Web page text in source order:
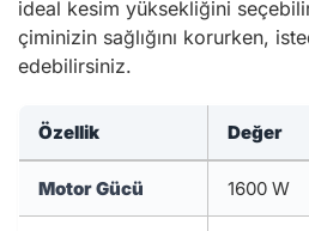
ideal kesim yüksekliğini
çiminizin sağlığını korurken,
edebilirsiniz.
Özellik Değer
Motor Gücü 1600 W